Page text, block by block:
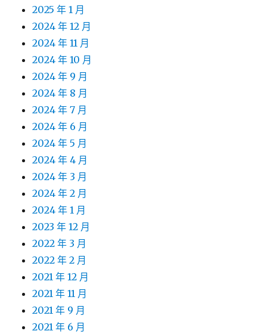
2025 年 1 月
2024 年 12 月
2024 年 11 月
2024 年 10 月
2024 年 9 月
2024 年 8 月
2024 年 7 月
2024 年 6 月
2024 年 5 月
2024 年 4 月
2024 年 3 月
2024 年 2 月
2024 年 1 月
2023 年 12 月
2022 年 3 月
2022 年 2 月
2021 年 12 月
2021 年 11 月
2021 年 9 月
2021 年 6 月